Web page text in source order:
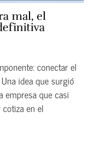
mal, el
conectar el
idea que surgió
empresa que casi
en el